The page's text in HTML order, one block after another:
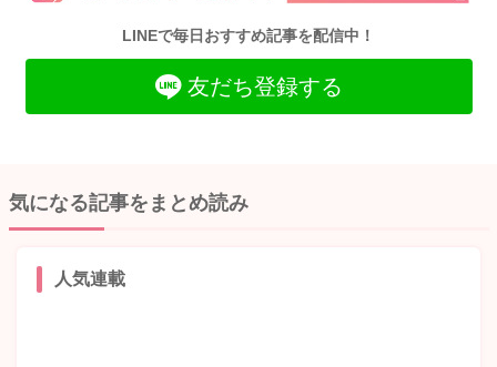
LINEで毎日おすすめ記事を配信中！
友だち登録する
気になる記事をまとめ読み
人気連載